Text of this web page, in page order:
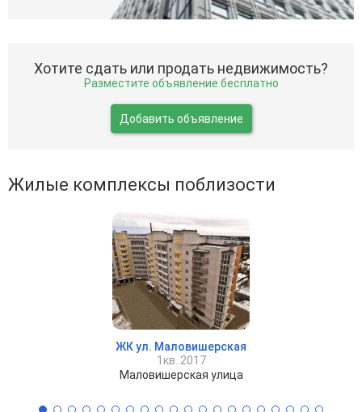
Хотите сдать или продать недвижимость?
Разместите объявление бесплатно
Добавить объявление
Жилые комплексы поблизости
ЖК ул. Маловишерская
1кв. 2017
Маловишерская улица